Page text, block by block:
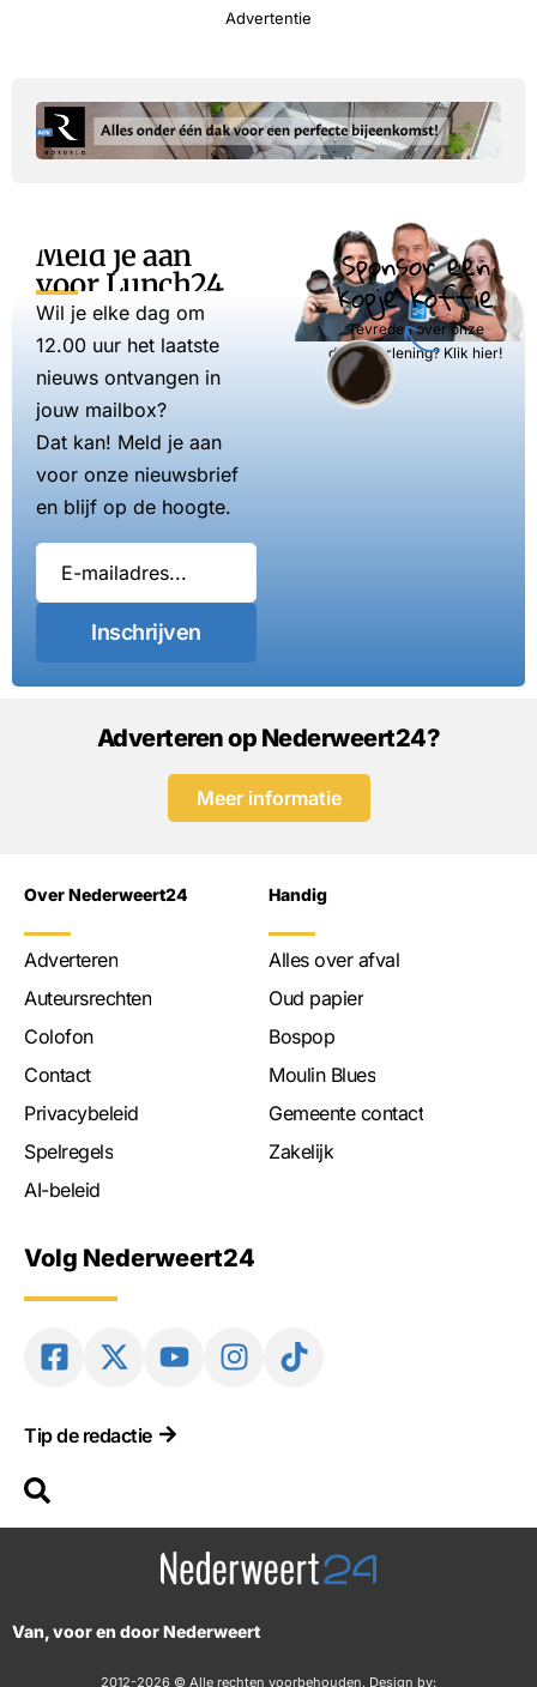
Advertentie
Meld je aan
voor Lunch24
Wil je elke dag om
12.00 uur het laatste
nieuws ontvangen in
jouw mailbox?
Dat kan! Meld je aan
voor onze nieuwsbrief
en blijf op de hoogte.
Inschrijven
Sponsor een
kopje koffie
Tevreden over onze
dienstverlening? Klik hier!
Adverteren op Nederweert24?
Meer informatie
Over Nederweert24
Adverteren
Auteursrechten
Colofon
Contact
Privacybeleid
Spelregels
AI-beleid
Handig
Alles over afval
Oud papier
Bospop
Moulin Blues
Gemeente contact
Zakelijk
Volg Nederweert24
Tip de redactie
Van, voor en door Nederweert
2012-2026 © Alle rechten voorbehouden. Design by: